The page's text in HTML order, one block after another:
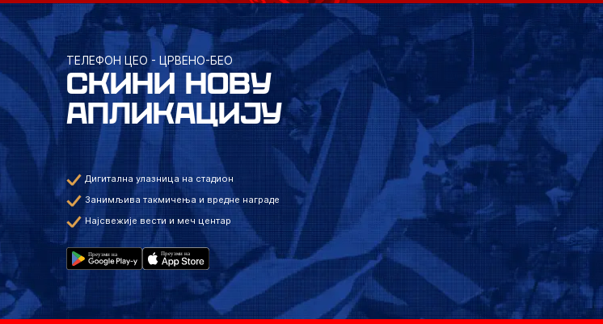
ТЕЛЕФОН ЦЕО - ЦРВЕНО-БЕО
СКИНИ НОВУ
АПЛИКАЦИЈУ
Дигитална улазница на стадион
Занимљива такмичења и вредне награде
Најсвежије вести и меч центар